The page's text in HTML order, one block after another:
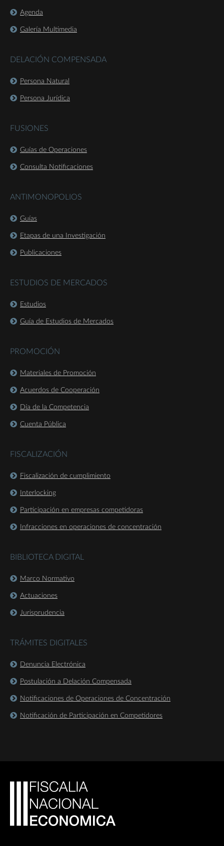
Agenda
Galería Multimedia
DELACIÓN COMPENSADA
Persona Natural
Persona Jurídica
FUSIONES
Guías de Operaciones
Consulta Notificaciones
ANTIMONOPOLIOS
Guías
Etapas de una Investigación
Publicaciones
ESTUDIOS DE MERCADOS
Estudios
Guía de Estudios de Mercados
PROMOCIÓN
Materiales de Promoción
Acuerdos de Cooperación
Día de la Competencia
Cuenta Pública
FISCALIZACIÓN
Fiscalización de cumplimiento
Interlocking
Participación en empresas competidoras
Infracciones en operaciones de concentración
BIBLIOTECA DIGITAL
Marco Normativo
Actuaciones
Jurisprudencia
TRÁMITES DIGITALES
Denuncia Electrónica
Postulación a Delación Compensada
Notificaciones de Operaciones de Concentración
Notificación de Participación en Competidores